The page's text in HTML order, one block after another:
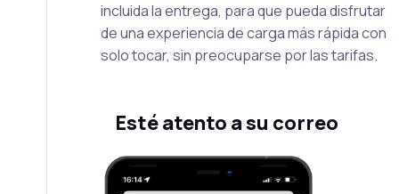
incluida la entrega, para que pueda disfrutar
de una experiencia de carga más rápida con
solo tocar, sin preocuparse por las tarifas.
Esté atento a su correo